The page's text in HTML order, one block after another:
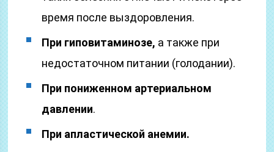
время после выздоровления.
При гиповитаминозе, а также при
недостаточном питании (голодании).
При пониженном артериальном
давлении.
При апластической анемии.